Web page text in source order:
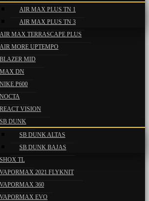
AIR MAX PLUS TN 1
AIR MAX PLUS TN 3
AIR MAX TERRASCAPE PLUS
AIR MORE UPTEMPO
BLAZER MID
MAX DN
NIKE P600
NOCTA
REACT VISION
SB DUNK
SB DUNK ALTAS
SB DUNK BAJAS
SHOX TL
VAPORMAX 2021 FLYKNIT
VAPORMAX 360
VAPORMAX EVO